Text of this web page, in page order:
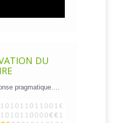
DU
pragmatique….